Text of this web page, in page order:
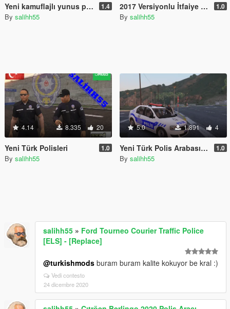
Yeni kamuflajlı yunus polisleri 1.4
By salihh55
2017 Versiyonlu İtfaiye aracı 1.0
By salihh55
4.14 8.335 20
Yeni Türk Polisleri 1.0
By salihh55
5.0 1.891 4
Yeni Türk Polis Arabası (Logan) 2017 versiyon 1.0
By salihh55
salihh55 » Ford Tourneo Courier Traffic Police
[ELS] - [Replace]
@turkishmods buram buram kalite kokuyor be kral :)
Vedi contesto
24 dicembre 2020